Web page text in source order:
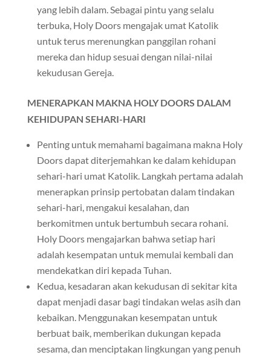
yang lebih dalam. Sebagai pintu yang selalu
terbuka, Holy Doors mengajak umat Katolik
untuk terus merenungkan panggilan rohani
mereka dan hidup sesuai dengan nilai-nilai
kekudusan Gereja.
MENERAPKAN MAKNA HOLY DOORS DALAM
KEHIDUPAN SEHARI-HARI
Penting untuk memahami bagaimana makna Holy
Doors dapat diterjemahkan ke dalam kehidupan
sehari-hari umat Katolik. Langkah pertama adalah
menerapkan prinsip pertobatan dalam tindakan
sehari-hari, mengakui kesalahan, dan
berkomitmen untuk bertumbuh secara rohani.
Holy Doors mengajarkan bahwa setiap hari
adalah kesempatan untuk memulai kembali dan
mendekatkan diri kepada Tuhan.
Kedua, kesadaran akan kekudusan di sekitar kita
dapat menjadi dasar bagi tindakan welas asih dan
kebaikan. Menggunakan kesempatan untuk
berbuat baik, memberikan dukungan kepada
sesama, dan menciptakan lingkungan yang penuh